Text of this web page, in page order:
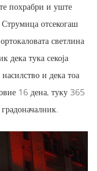
похрабри и уште
Струмица отсекогаш
светлина
дека тука секоја
и дека тоа
16 дена, туку 365